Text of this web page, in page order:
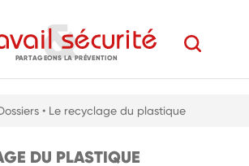
PARTAGEONS LA PRÉVENTION
• Le recyclage du plastique
DU PLASTIQUE